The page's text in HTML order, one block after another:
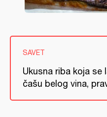
SAVET
Ukusna riba koja se
čašu belog vina,